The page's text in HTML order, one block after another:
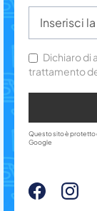
Dichiaro di
trattamento
Questo sito è protetto
Google